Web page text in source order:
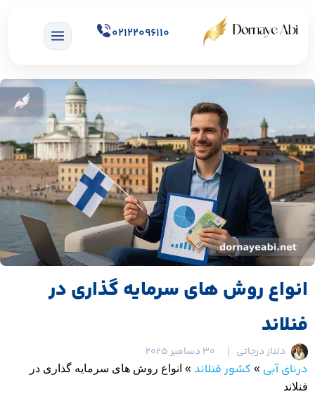
02122096110
انواع روش های سرمایه گذاری در
فنلاند
دلناز درجاتی 30 دسامبر 2025
درنای آبی » کشور فنلاند » انواع روش های سرمایه گذاری در
فنلاند